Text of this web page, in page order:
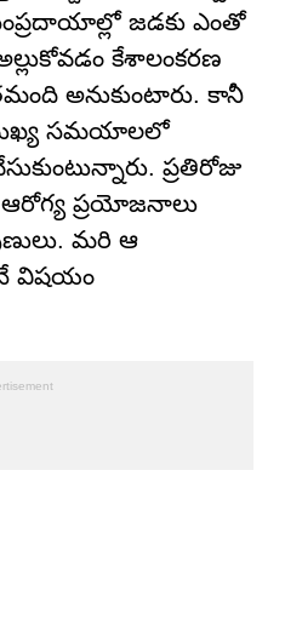
జడకు ఎంతో
కేశాలంకరణ
అనుకుంటారు. కానీ
ముఖ్య సమయాలలో
ప్రతిరోజు
ఆరోగ్య ప్రయోజనాలు
మరి ఆ
విషయం